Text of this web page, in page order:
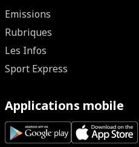
Emissions
Rubriques
Les Infos
Sport Express
Applications mobile